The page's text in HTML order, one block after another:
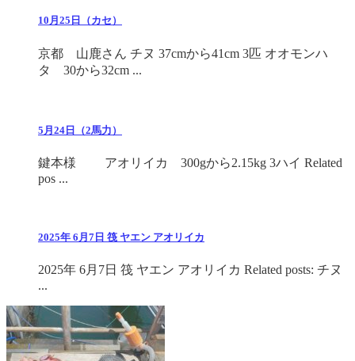
10月25日（カセ）
京都 山鹿さん チヌ 37cmから41cm 3匹 オオモンハ
タ 30から32cm ...
5月24日（2馬力）
鍵本様 アオリイカ 300gから2.15kg 3ハイ Related
pos ...
2025年 6月7日 筏 ヤエン アオリイカ
2025年 6月7日 筏 ヤエン アオリイカ Related posts: チヌ
...